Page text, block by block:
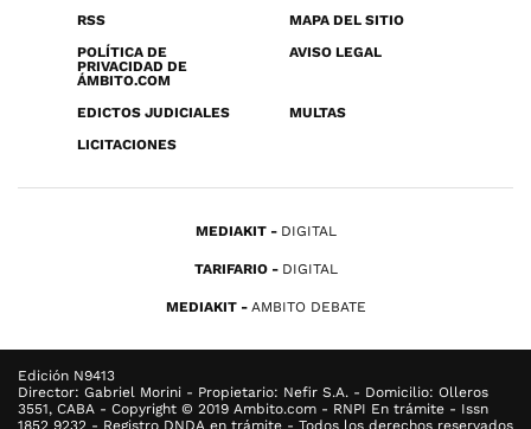
RSS
MAPA DEL SITIO
POLÍTICA DE
PRIVACIDAD DE
ÁMBITO.COM
AVISO LEGAL
EDICTOS JUDICIALES
MULTAS
LICITACIONES
MEDIAKIT DIGITAL
TARIFARIO DIGITAL
MEDIAKIT AMBITO DEBATE
Edición N9413
Director: Gabriel Morini - Propietario: Nefir S.A. - Domicilio: Olleros
3551, CABA - Copyright © 2019 Ambito.com - RNPI En trámite - Issn